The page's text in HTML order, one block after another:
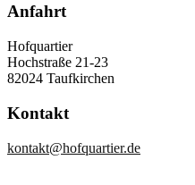
Anfahrt
Hofquartier
Hochstraße 21-23
82024 Taufkirchen
Kontakt
kontakt@hofquartier.de